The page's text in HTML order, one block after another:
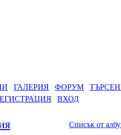
ГАЛЕРИЯ ФОРУМ
ВХОД
Списък от